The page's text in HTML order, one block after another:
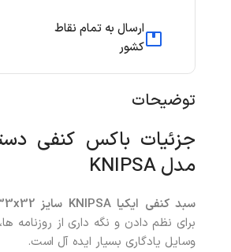
ارسال به تمام نقاط
کشور
توضیحات
جزئیات باکس کنفی
مدل KNIPSA
سبد کنفی ایکیا KNIPSA سایز 32 x32 سانتی متر
برای نظم دادن و نگه داری از روزنامه
وسایل یادگاری بسیار ایده آل است.